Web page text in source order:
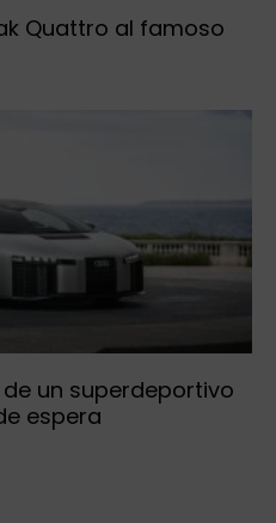
Quattro al famoso
de un superdeportivo
espera